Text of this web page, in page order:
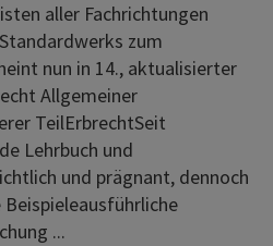
aller Fachrichtungen
zum
nun in 14., aktualisierter
Allgemeiner
TeilErbrechtSeit
Lehrbuch und
und prägnant, dennoch
...